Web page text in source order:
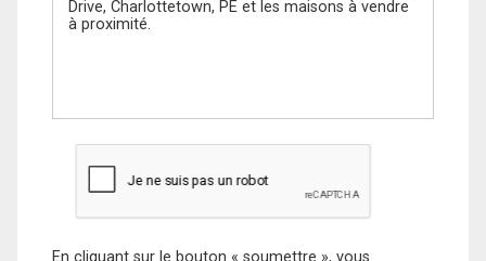
En cliquant sur le bouton « soumettre », vous